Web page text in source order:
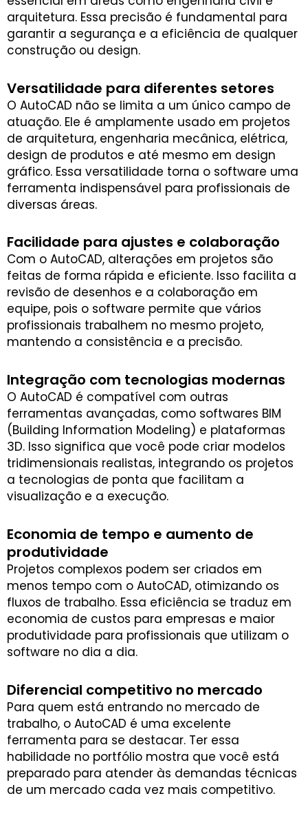
arquitetura. Essa precisão é fundamental para
garantir a segurança e a eficiência de qualquer
construção ou design.
Versatilidade para diferentes setores
O AutoCAD não se limita a um único campo de
atuação. Ele é amplamente usado em projetos
de arquitetura, engenharia mecânica, elétrica,
design de produtos e até mesmo em design
gráfico. Essa versatilidade torna o software uma
ferramenta indispensável para profissionais de
diversas áreas.
Facilidade para ajustes e colaboração
Com o AutoCAD, alterações em projetos são
feitas de forma rápida e eficiente. Isso facilita a
revisão de desenhos e a colaboração em
equipe, pois o software permite que vários
profissionais trabalhem no mesmo projeto,
mantendo a consistência e a precisão.
Integração com tecnologias modernas
O AutoCAD é compatível com outras
ferramentas avançadas, como softwares BIM
(Building Information Modeling) e plataformas
3D. Isso significa que você pode criar modelos
tridimensionais realistas, integrando os projetos
a tecnologias de ponta que facilitam a
visualização e a execução.
Economia de tempo e aumento de
produtividade
Projetos complexos podem ser criados em
menos tempo com o AutoCAD, otimizando os
fluxos de trabalho. Essa eficiência se traduz em
economia de custos para empresas e maior
produtividade para profissionais que utilizam o
software no dia a dia.
Diferencial competitivo no mercado
Para quem está entrando no mercado de
trabalho, o AutoCAD é uma excelente
ferramenta para se destacar. Ter essa
habilidade no portfólio mostra que você está
preparado para atender às demandas técnicas
de um mercado cada vez mais competitivo.